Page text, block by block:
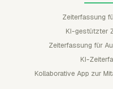
Zeiterfassung
KI-gestützter
Zeiterfassung für
KI-
Kollaborative App zur